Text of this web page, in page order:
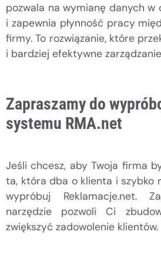
pozwala na wymianę danych w
i zapewnia płynność pracy
firmy. To rozwiązanie, które
i bardziej efektywne
Zapraszamy do
systemu RMA.net
Jeśli chcesz, aby Twoja firma
ta, która dba o klienta i szybko
wypróbuj Reklamacje.net.
narzędzie pozwoli Ci
zwiększyć zadowolenie klientów.